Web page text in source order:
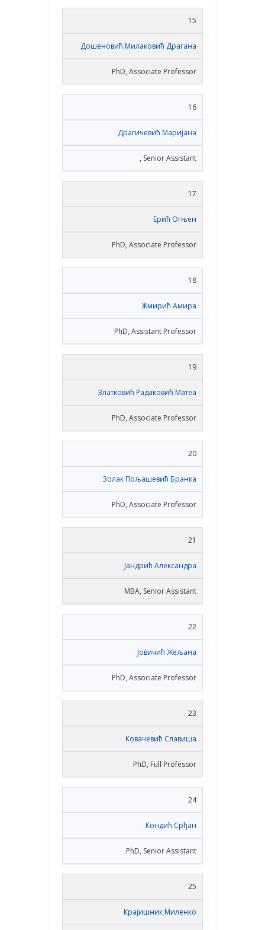
15
Дошеновић Милаковић Драгана
PhD, Associate Professor
16
Драгичевић Маријана
, Senior Assistant
17
Ерић Огњен
PhD, Associate Professor
18
Жмирић Амира
PhD, Assistant Professor
19
Златковић Радаковић Матеа
PhD, Associate Professor
20
Золак Пољашевић Бранка
PhD, Associate Professor
21
Јандрић Александра
MBA, Senior Assistant
22
Јовичић Жељана
PhD, Associate Professor
23
Ковачевић Славиша
PhD, Full Professor
24
Кондић Срђан
PhD, Senior Assistant
25
Крајишник Миленко